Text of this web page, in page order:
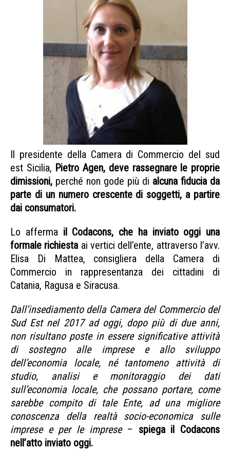
Il presidente della Camera di Commercio del sud
est Sicilia, Pietro Agen, deve rassegnare le proprie
dimissioni, perché non gode più di alcuna fiducia da
parte di un numero crescente di soggetti, a partire
dai consumatori.
Lo afferma il Codacons, che ha inviato oggi una
formale richiestaai vertici dell’ente, attraverso l’avv.
Elisa Di Mattea, consigliera della Camera di
Commercio in rappresentanza dei cittadini di
Catania, Ragusa e Siracusa.
Dall’insediamento della Camera del Commercio del
Sud Est nel 2017 ad oggi, dopo più di due anni,
non risultano poste in essere significative attività
di sostegno alle imprese e allo sviluppo
dell’economia locale, né tantomeno attività di
studio, analisi e monitoraggio dei dati
sull’economia locale, che possano portare, come
sarebbe compito di tale Ente, ad una migliore
conoscenza della realtà socio-economica sulle
imprese e per le imprese– spiega il Codacons
nell’atto inviato oggi.